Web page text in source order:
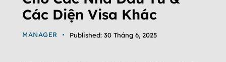
Các Diện Visa Khác
MANAGER Published: 30 Tháng 6, 2025